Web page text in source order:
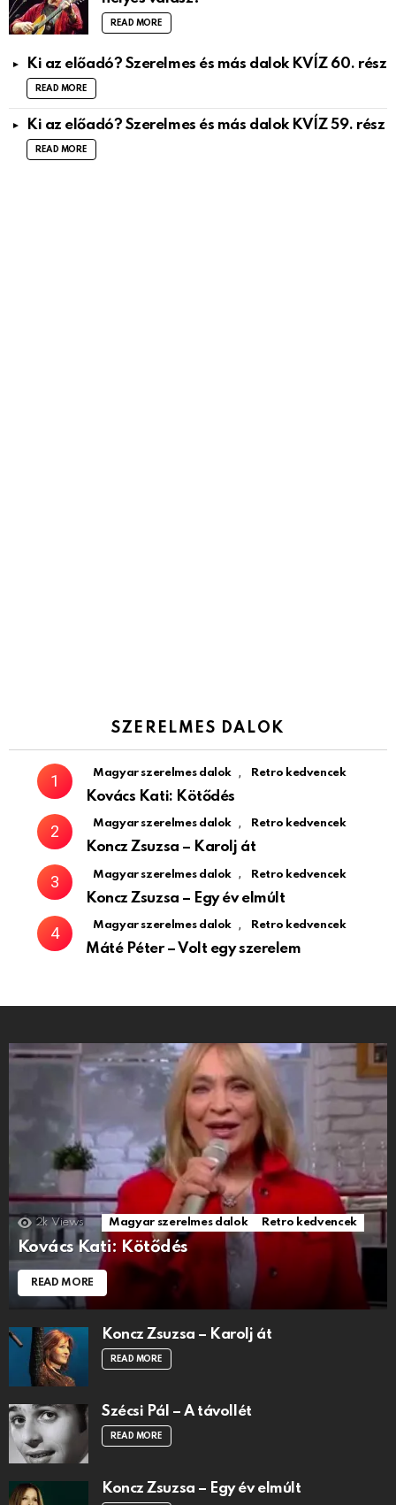
READ MORE
Ki az előadó? Szerelmes és más dalok KVÍZ 60. rész
READ MORE
Ki az előadó? Szerelmes és más dalok KVÍZ 59. rész
READ MORE
SZERELMES DALOK
Magyar szerelmes dalok , Retro kedvencek
Kovács Kati: Kötődés
Magyar szerelmes dalok , Retro kedvencek
Koncz Zsuzsa – Karolj át
Magyar szerelmes dalok , Retro kedvencek
Koncz Zsuzsa – Egy év elmúlt
Magyar szerelmes dalok , Retro kedvencek
Máté Péter – Volt egy szerelem
2k Views Magyar szerelmes dalok Retro kedvencek
Kovács Kati: Kötődés
READ MORE
Koncz Zsuzsa – Karolj át
READ MORE
Szécsi Pál – A távollét
READ MORE
Koncz Zsuzsa – Egy év elmúlt